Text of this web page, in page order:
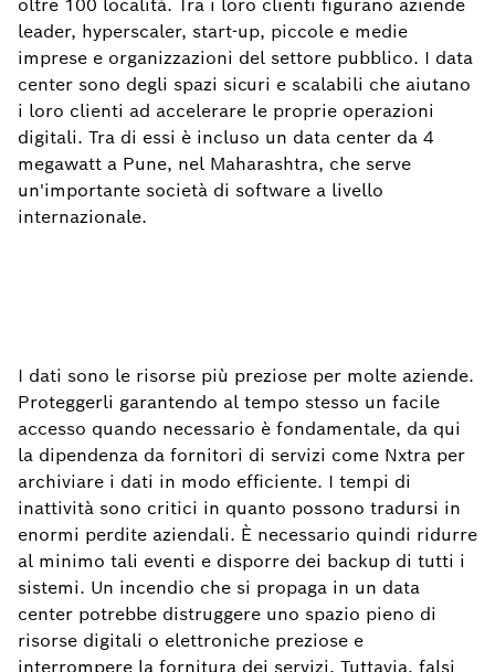
oltre 100 località. Tra i loro clienti figurano aziende
leader, hyperscaler, start-up, piccole e medie
imprese e organizzazioni del settore pubblico. I data
center sono degli spazi sicuri e scalabili che aiutano
i loro clienti ad accelerare le proprie operazioni
digitali. Tra di essi è incluso un data center da 4
megawatt a Pune, nel Maharashtra, che serve
un'importante società di software a livello
internazionale.
I dati sono le risorse più preziose per molte aziende.
Proteggerli garantendo al tempo stesso un facile
accesso quando necessario è fondamentale, da qui
la dipendenza da fornitori di servizi come Nxtra per
archiviare i dati in modo efficiente. I tempi di
inattività sono critici in quanto possono tradursi in
enormi perdite aziendali. È necessario quindi ridurre
al minimo tali eventi e disporre dei backup di tutti i
sistemi. Un incendio che si propaga in un data
center potrebbe distruggere uno spazio pieno di
risorse digitali o elettroniche preziose e
interrompere la fornitura dei servizi. Tuttavia, falsi